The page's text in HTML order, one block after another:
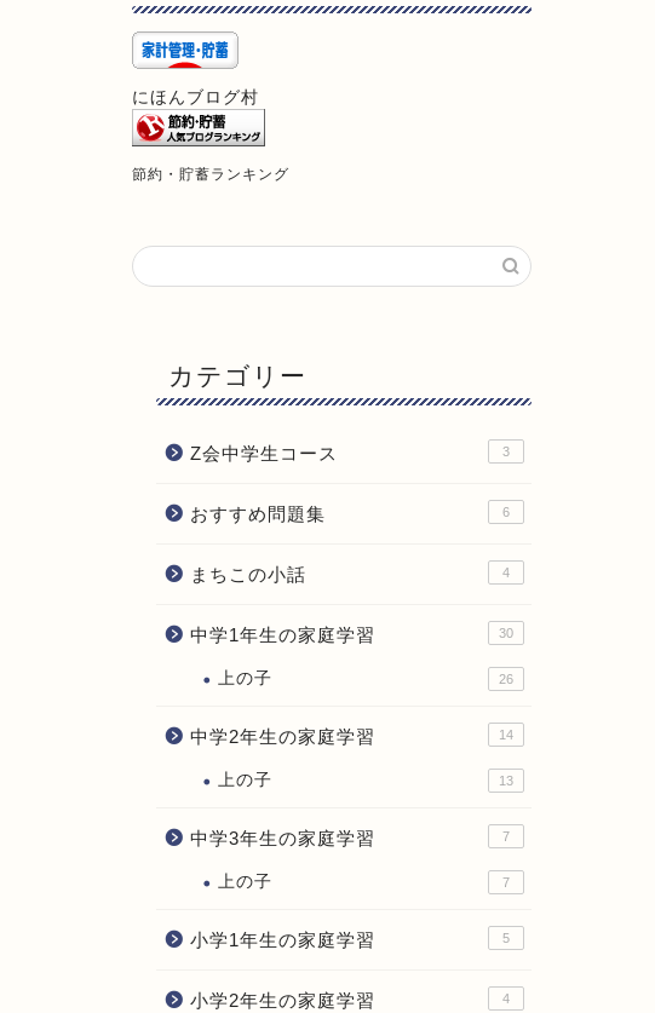
にほんブログ村
節約・貯蓄ランキング
カテゴリー
Z会中学生コース 3
おすすめ問題集 6
まちこの小話 4
中学1年生の家庭学習 30
上の子 26
中学2年生の家庭学習 14
上の子 13
中学3年生の家庭学習 7
上の子 7
小学1年生の家庭学習 5
小学2年生の家庭学習 4